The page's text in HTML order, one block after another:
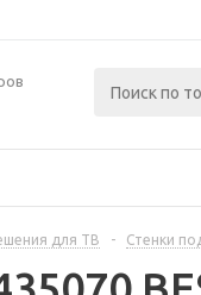
для ТВ - Стенки